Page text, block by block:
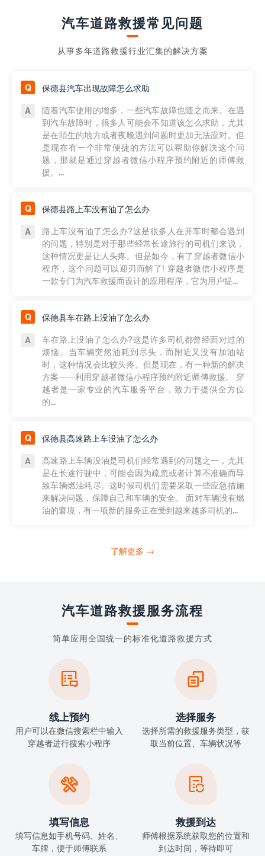
汽车道路救援常见问题
从事多年道路救援行业汇集的解决方案
保德县汽车出现故障怎么求助
随着汽车使用的增多，一些汽车故障也随之而来。在遇
到汽车故障时，很多人可能会不知道该怎么求助，尤其
是在陌生的地方或者夜晚遇到问题时更加无法应对。但
是现在有一个非常便捷的方法可以帮助你解决这个问
题，那就是通过穿越者微信小程序预约附近的师傅救
援。...
保德县路上车没有油了怎么办
路上车没有油了怎么办?这是很多人在开车时都会遇到
的问题，特别是对于那些经常长途旅行的司机们来说，
这种情况更是让人头疼。但是如今，有了穿越者微信小
程序，这个问题可以迎刃而解了! 穿越者微信小程序是
一款专门为汽车救援而设计的应用程序，它为用户提...
保德县车在路上没油了怎么办
车在路上没油了怎么办?这是许多司机都曾经面对过的
烦恼。当车辆突然油耗到尽头，而附近又没有加油站
时，这种情况会比较头疼。但是现在，有一种新的解决
方案——利用穿越者微信小程序预约附近师傅救援。 穿
越者是一家专业的汽车服务平台，致力于提供全方位
的...
保德县高速路上车没油了怎么办
高速路上车辆没油是司机们经常遇到的问题之一，尤其
是在长途行驶中，可能会因为疏忽或者计算不准确而导
致车辆燃油耗尽。这时候司机们需要采取一些应急措施
来解决问题，保障自己和车辆的安全。 面对车辆没有燃
油的窘境，有一项新的服务正在受到越来越多司机的...
了解更多 →
汽车道路救援服务流程
简单应用全国统一的标准化道路救援方式

线上预约
用户可以在微信搜索栏中输入
穿越者进行搜索小程序

选择服务
选择所需的救援服务类型，获
取当前位置、车辆状况等

填写信息
填写信息如手机号码、姓名、
车牌，便于师傅联系

救援到达
师傅根据系统获取您的位置和
到达时间，等待即可